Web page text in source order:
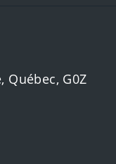
Québec, G0Z